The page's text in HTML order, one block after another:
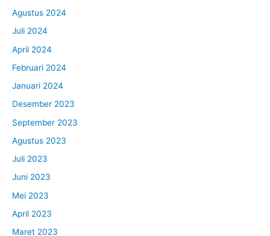
Agustus 2024
Juli 2024
April 2024
Februari 2024
Januari 2024
Desember 2023
September 2023
Agustus 2023
Juli 2023
Juni 2023
Mei 2023
April 2023
Maret 2023